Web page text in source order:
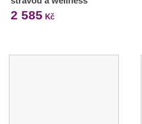
2 585 Kč